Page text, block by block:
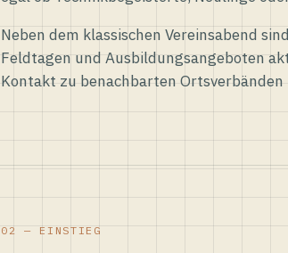
Neben dem klassischen Vereinsabend
Feldtagen und Ausbildungsangeboten
Kontakt zu benachbarten
02 — EINSTIEG